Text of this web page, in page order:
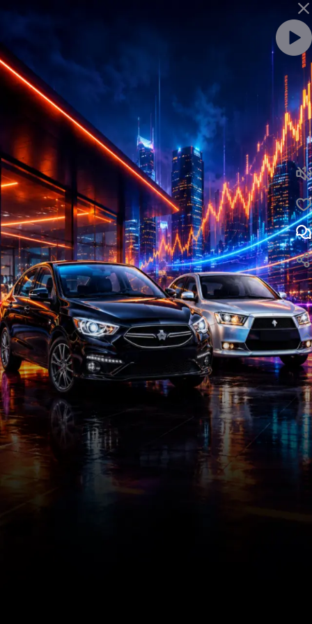
ویدئو را با صدا ببین
لایک
نظر
افزایش شدید قیمت خودرو | افزایش شدید قیمت خودرو
نظرت رو بنویس ...